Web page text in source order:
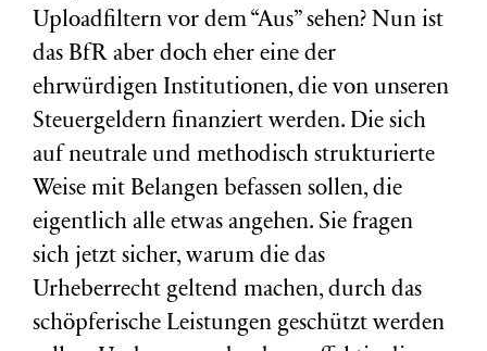
Uploadfiltern vor dem “Aus” sehen? Nun ist
das BfR aber doch eher eine der
ehrwürdigen Institutionen, die von unseren
Steuergeldern finanziert werden. Die sich
auf neutrale und methodisch strukturierte
Weise mit Belangen befassen sollen, die
eigentlich alle etwas angehen. Sie fragen
sich jetzt sicher, warum die das
Urheberrecht geltend machen, durch das
schöpferische Leistungen geschützt werden